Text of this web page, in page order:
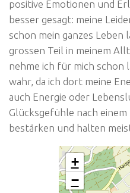
positive Emotionen und
besser gesagt: meine
schon mein ganzes Leben
grossen Teil in meinem
nehme ich für mich schon
wahr, da ich dort meine
auch Energie oder
Glücksgefühle nach
bestärken und halten
+
−